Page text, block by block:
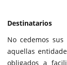
Destinatarios
No cedemos
aquellas
obligados a